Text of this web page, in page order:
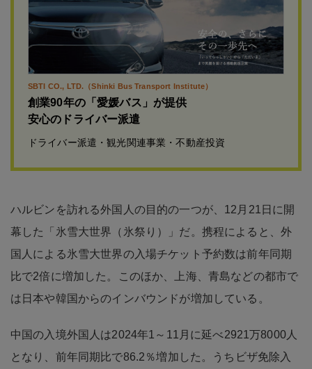
SBTI CO., LTD.（Shinki Bus Transport Institute）
創業90年の「愛媛バス」が提供
安心のドライバー派遣
ドライバー派遣・観光関連事業・不動産投資
ハルビンを訪れる外国人の目的の一つが、12月21日に開
幕した「氷雪大世界（氷祭り）」だ。携程によると、外
国人による氷雪大世界の入場チケット予約数は前年同期
比で2倍に増加した。このほか、上海、青島などの都市で
は日本や韓国からのインバウンドが増加している。
中国の入境外国人は2024年1～11月に延べ2921万8000人
となり、前年同期比で86.2％増加した。うちビザ免除入